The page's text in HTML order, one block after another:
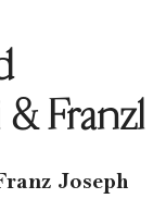
Franzl
Joseph